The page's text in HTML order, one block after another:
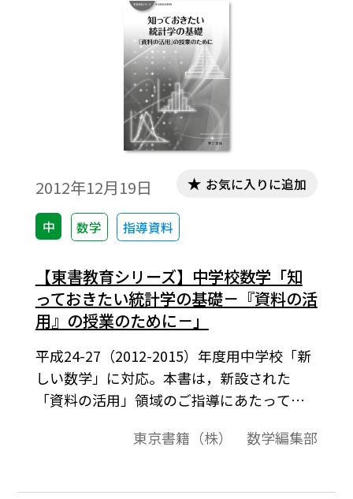
2012年12月19日
中 数学 指導資料
お気に入りに追加
【東書教育シリーズ】中学校数学「知
っておきたい統計学の基礎－『資料の活
用』の授業のために－」
平成24-27（2012-2015）年度用中学校「新
しい数学」に対応。本書は，新設された
「資料の活用」領域のご指導にあたって，
について，具体例を交えてわかりやすくま
配慮して書かれていますので，学校で学ぶ
東京書籍（株） 数学編集部